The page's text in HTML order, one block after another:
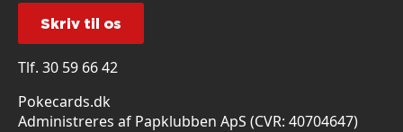
Skriv til os
Tlf. 30 59 66 42
Pokecards.dk
Administreres af Papklubben ApS (CVR: 40704647)